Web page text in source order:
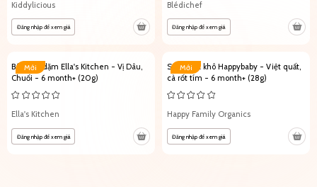
Kiddylicious
Đăng nhập để xem giá
Blédichef
Đăng nhập để xem giá
Mới
Bánh ăn dặm Ella's Kitchen - Vị Dâu,
Chuối - 6 month+ (20g)
Ella's Kitchen
Đăng nhập để xem giá
Mới
Sữa chua khô Happybaby - Việt quất,
cà rốt tím - 6 month+ (28g)
Happy Family Organics
Đăng nhập để xem giá